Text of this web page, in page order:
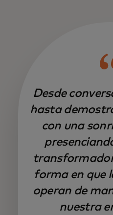
Desde
hasta
con una
forma en que
operan de
nuestra